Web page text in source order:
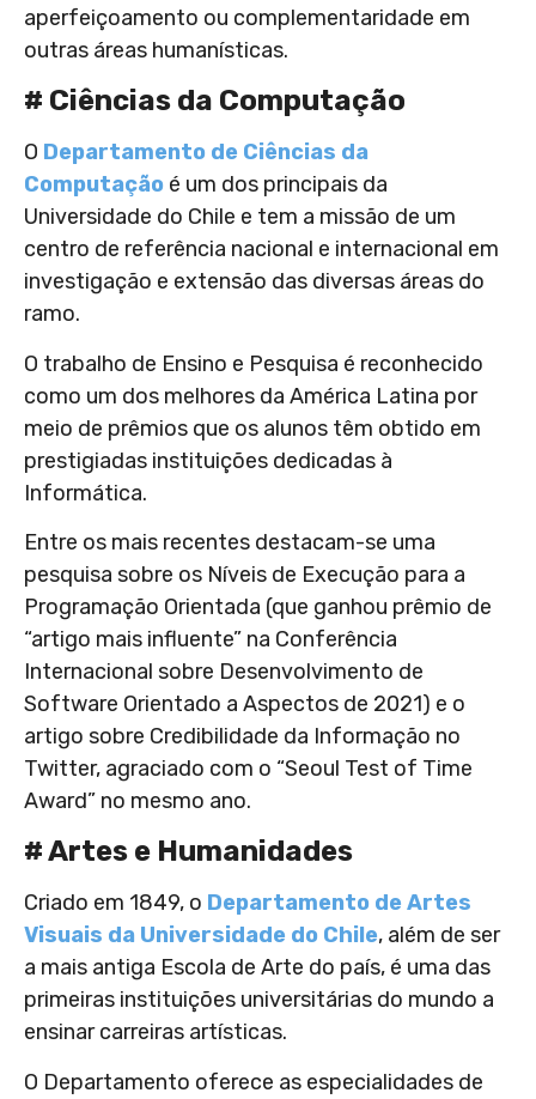
aperfeiçoamento ou complementaridade em
outras áreas humanísticas.
# Ciências da Computação
O Departamento de Ciências da
Computação é um dos principais da
Universidade do Chile e tem a missão de um
centro de referência nacional e internacional em
investigação e extensão das diversas áreas do
ramo.
O trabalho de Ensino e Pesquisa é reconhecido
como um dos melhores da América Latina por
meio de prêmios que os alunos têm obtido em
prestigiadas instituições dedicadas à
Informática.
Entre os mais recentes destacam-se uma
pesquisa sobre os Níveis de Execução para a
Programação Orientada (que ganhou prêmio de
“artigo mais influente” na Conferência
Internacional sobre Desenvolvimento de
Software Orientado a Aspectos de 2021) e o
artigo sobre Credibilidade da Informação no
Twitter, agraciado com o “Seoul Test of Time
Award” no mesmo ano.
# Artes e Humanidades
Criado em 1849, o Departamento de Artes
Visuais da Universidade do Chile, além de ser
a mais antiga Escola de Arte do país, é uma das
primeiras instituições universitárias do mundo a
ensinar carreiras artísticas.
O Departamento oferece as especialidades de